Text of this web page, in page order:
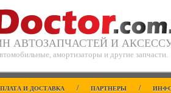
АВТОЗАПЧАСТЕЙ И
амортизаторы и другие запчасти.
И ДОСТАВКА / ПАРТНЕРЫ /